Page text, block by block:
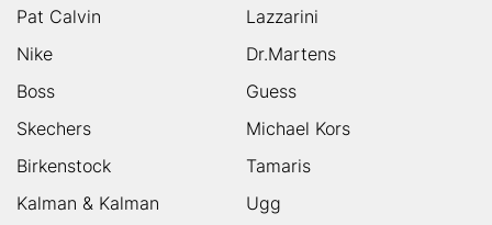
Pat Calvin
Lazzarini
Nike
Dr.Martens
Boss
Guess
Skechers
Michael Kors
Birkenstock
Tamaris
Kalman & Kalman
Ugg